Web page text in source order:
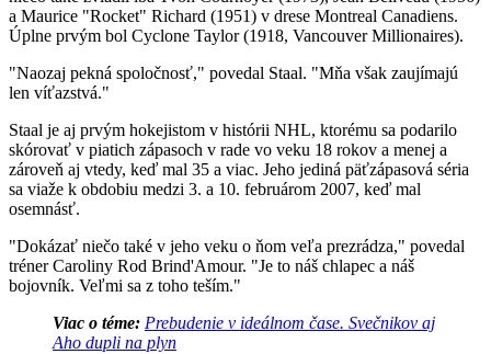
a Maurice "Rocket" Richard (1951) v drese Montreal Canadiens.
Úplne prvým bol Cyclone Taylor (1918, Vancouver Millionaires).
"Naozaj pekná spoločnosť," povedal Staal. "Mňa však zaujímajú
len víťazstvá."
Staal je aj prvým hokejistom v histórii NHL, ktorému sa podarilo
skórovať v piatich zápasoch v rade vo veku 18 rokov a menej a
zároveň aj vtedy, keď mal 35 a viac. Jeho jediná päťzápasová séria
sa viaže k obdobiu medzi 3. a 10. februárom 2007, keď mal
osemnásť.
"Dokázať niečo také v jeho veku o ňom veľa prezrádza," povedal
tréner Caroliny Rod Brind'Amour. "Je to náš chlapec a náš
bojovník. Veľmi sa z toho teším."
Viac o téme: Prebudenie v ideálnom čase. Svečnikov aj
Aho dupli na plyn